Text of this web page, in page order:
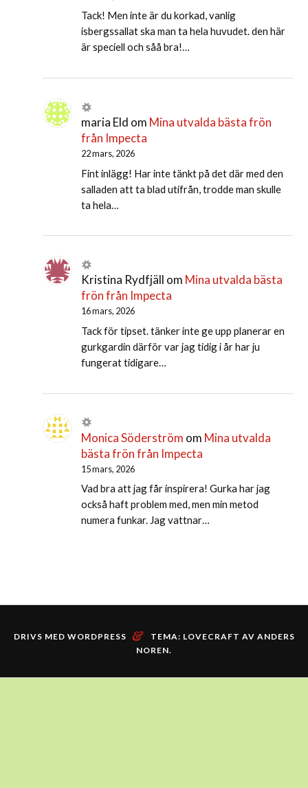
Tack! Men inte är du korkad, vanlig
isbergssallat ska man ta hela huvudet. den här
är speciell och såå bra!…
maria Eld om Mina utvalda bästa frön
från Impecta
22 mars, 2026
Fint inlägg! Har inte tänkt på det där med den
salladen att ta blad utifrån, trodde man skulle
ta hela…
Kristina Rydfjäll om Mina utvalda bästa
frön från Impecta
16 mars, 2026
Tack för tipset. tänker inte ge upp planerar en
gurkgardin därför var jag tidig i år har ju
fungerat tidigare…
Monica Söderström om Mina utvalda
bästa frön från Impecta
15 mars, 2026
Vad bra att jag får inspirera! Gurka har jag
också haft problem med, men min metod
numera funkar. Jag vattnar…
DRIVS MED WORDPRESS & TEMA: LOVECRAFT AV ANDERS
NOREN.